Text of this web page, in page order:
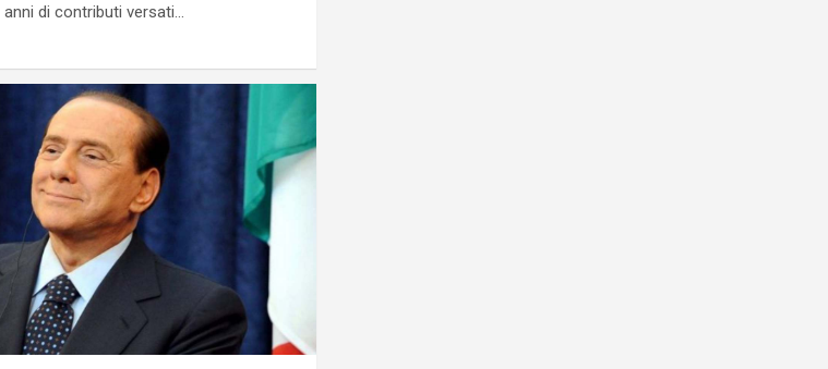
di contributi versati…